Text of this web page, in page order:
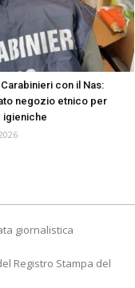
con il Nas:
negozio etnico per
igieniche
giornalistica
Registro Stampa del